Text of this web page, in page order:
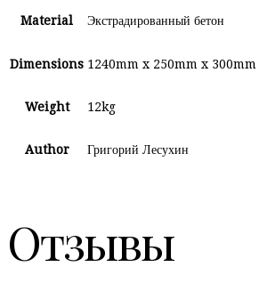
Material Экстрадированный бетон
Dimensions 1240mm x 250mm x 300mm
Weight 12kg
Author Григорий Лесухин
Отзывы